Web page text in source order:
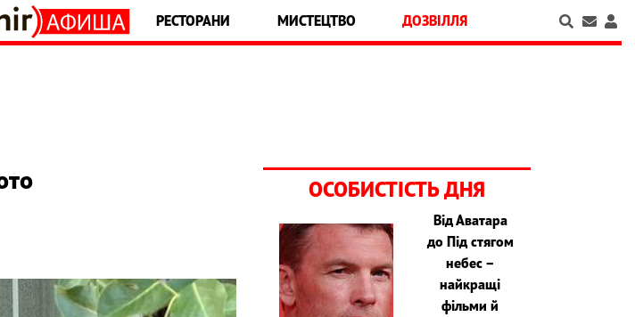
РЕСТОРАНИ МИСТЕЦТВО ДОЗВІЛЛЯ
ОСОБИСТІСТЬ ДНЯ
Від Аватара
до Під стягом
небес –
найкращі
фільми й